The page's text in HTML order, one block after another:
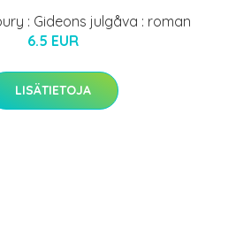
: Gideons julgåva : roman
6.5 EUR
LISÄTIETOJA